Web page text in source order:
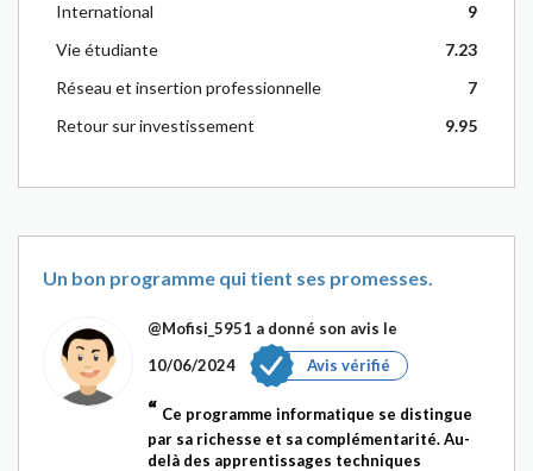
International
9
Vie étudiante
7.23
Réseau et insertion professionnelle
7
Retour sur investissement
9.95
Un bon programme qui tient ses promesses.
@Mofisi_5951 a donné son avis le
10/06/2024
Avis vérifié
Ce programme informatique se distingue
par sa richesse et sa complémentarité. Au-
delà des apprentissages techniques